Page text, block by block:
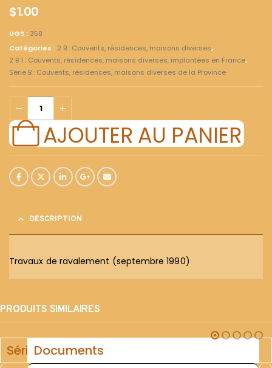
$1.00
UGS : 358
Catégories : 2 B : Couvents, résidences, maisons diverses,
2 B 1 : Couvents, résidences, maisons diverses, implantées en France,
Série B : Couvents, résidences, maisons diverses de la Province
AJOUTER AU PANIER
DESCRIPTION
Travaux de ravalement (septembre 1990)
PRODUITS SIMILAIRES
SérieDocuments